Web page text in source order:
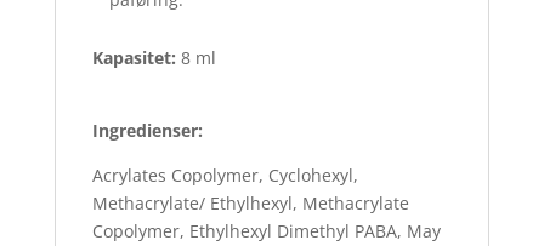
Kapasitet: 8 ml
Ingredienser:
Acrylates Copolymer, Cyclohexyl,
Methacrylate/ Ethylhexyl, Methacrylate
Copolymer, Ethylhexyl Dimethyl PABA, May